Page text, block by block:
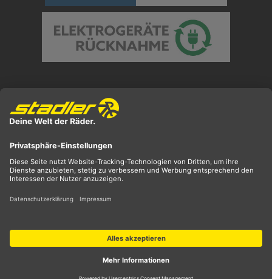
** ehemaliger UVP
*** Preis entspricht unserem Markteinführungspreis
der aktuellen Saison